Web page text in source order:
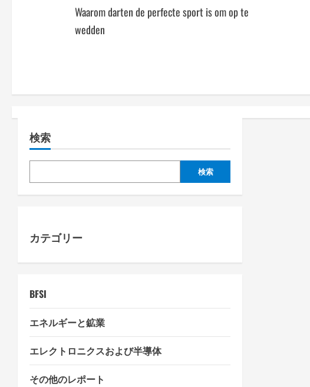
o
n
v
i
g
t
i
n
Waarom darten de perfecte sport is om op te
wedden
検索
検索
カテゴリー
BFSI
エネルギーと鉱業
エレクトロニクスおよび半導体
その他のレポート